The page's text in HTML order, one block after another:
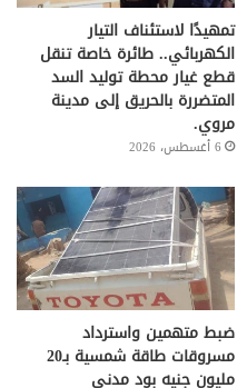
تمهيدًا لاستئناف التيار
الكهربائي.. طائرة خاصة تنقل
قطع غيار محطة توليد السد
المتضررة بالحريق إلى مدينة
مروي.
6 أغسطس، 2026
ضبط متهمين واسترداد
مسروقات طاقة شمسية بـ20
مليون جنيه بود مدني